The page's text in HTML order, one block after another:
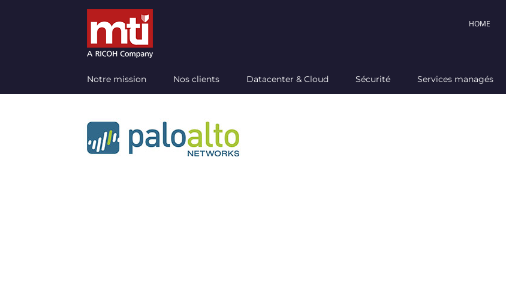
HOME
Notre mission Nos clients Datacenter & Cloud Sécurité Services managés